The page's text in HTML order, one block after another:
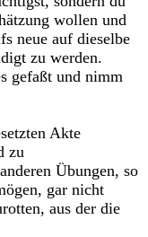
wollen und
neue auf dieselbe
zu werden.
gefaßt und nimm
Akte
zu
Übungen, so
gar nicht
aus der die